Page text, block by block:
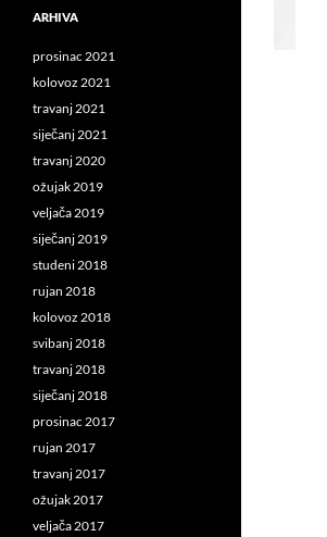
ARHIVA
prosinac 2021
kolovoz 2021
travanj 2021
siječanj 2021
travanj 2020
ožujak 2019
veljača 2019
siječanj 2019
studeni 2018
rujan 2018
kolovoz 2018
svibanj 2018
travanj 2018
siječanj 2018
prosinac 2017
rujan 2017
travanj 2017
ožujak 2017
veljača 2017